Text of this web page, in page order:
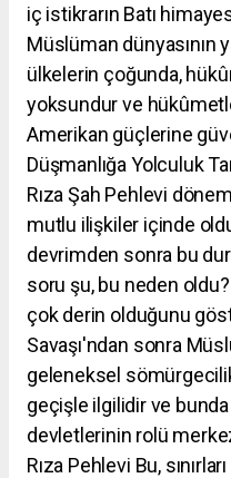
iç istikrarın Batı
Müslüman dünyasının
ülkelerin çoğunda,
yoksundur ve
Amerikan güçlerine
Düşmanlığa Yolculuk
Rıza Şah Pehlevi
mutlu ilişkiler içinde
devrimden sonra bu
soru şu, bu neden
çok derin olduğunu
Savaşı'ndan sonra
geleneksel
geçişle ilgilidir ve
devletlerinin rolü
Rıza Pehlevi Bu,